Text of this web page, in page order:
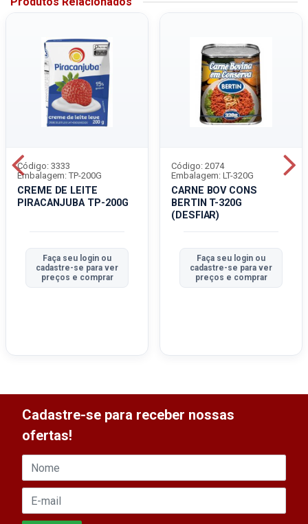
CREME DE LEITE
PIRACANJUBA TP-200G
Código: 3333
Embalagem: TP-200G
Faça seu login ou
cadastre-se para ver
preços e comprar
CARNE BOV CONS
BERTIN T-320G
(DESFIAR)
Código: 2074
Embalagem: LT-320G
Faça seu login ou
cadastre-se para ver
preços e comprar
Cadastre-se para receber nossas
ofertas!